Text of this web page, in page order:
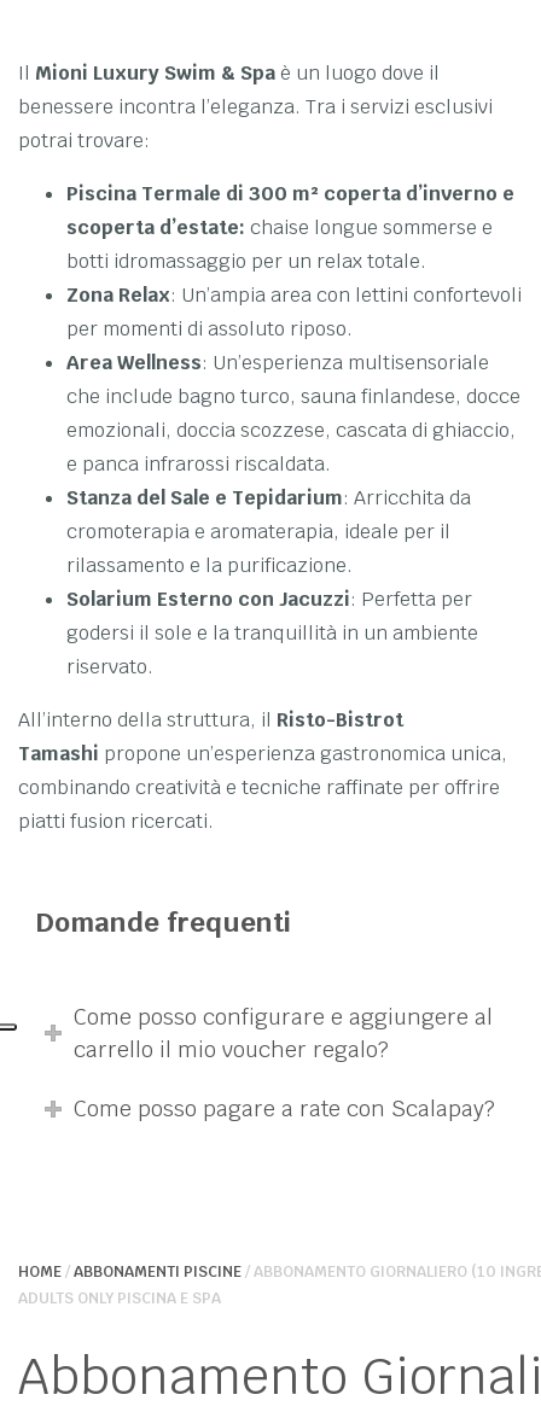
Il Mioni Luxury Swim & Spa è un luogo dove il
benessere incontra l’eleganza. Tra i servizi esclusivi
potrai trovare:
Piscina Termale di 300 m² coperta d’inverno e
scoperta d’estate: chaise longue sommerse e
botti idromassaggio per un relax totale.
Zona Relax: Un’ampia area con lettini confortevoli
per momenti di assoluto riposo.
Area Wellness: Un’esperienza multisensoriale
che include bagno turco, sauna finlandese, docce
emozionali, doccia scozzese, cascata di ghiaccio,
e panca infrarossi riscaldata.
Stanza del Sale e Tepidarium: Arricchita da
cromoterapia e aromaterapia, ideale per il
rilassamento e la purificazione.
Solarium Esterno con Jacuzzi: Perfetta per
godersi il sole e la tranquillità in un ambiente
riservato.
All’interno della struttura, il Risto-Bistrot
Tamashi propone un’esperienza gastronomica unica,
combinando creatività e tecniche raffinate per offrire
piatti fusion ricercati.
Domande frequenti
Come posso configurare e aggiungere al
carrello il mio voucher regalo?
Come posso pagare a rate con Scalapay?
HOME/ABBONAMENTI PISCINE/ ABBONAMENTO GIORNALIERO (10
ADULTS ONLY PISCINA E SPA
Abbonamento